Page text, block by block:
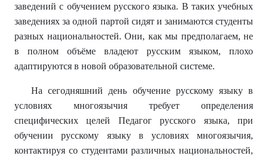
заведений с обучением русского языка. В таких учебных
заведениях за одной партой сидят и занимаются студенты
разных национальностей. Они, как мы предполагаем, не
в полном объёме владеют русским языком, плохо
адаптируются в новой образовательной системе.
На сегодняшний день обучение русскому языку в
условиях многоязычия требует определения
специфических целей Педагог русского языка, при
обучении русскому языку в условиях многоязычия,
контактируя со студентами различных национальностей,